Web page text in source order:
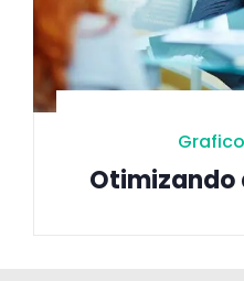
Grafico
Otimizando